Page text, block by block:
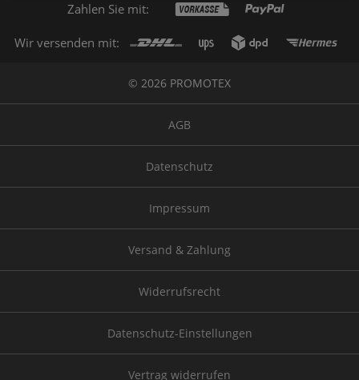
Zahlen Sie mit:
Wir versenden mit:
© 2026 PROMOTEX
AGB
Datenschutz
Impressum
Versand & Zahlung
Widerrufsrecht
Datenschutz-Einstellungen
Vertrag widerrufen